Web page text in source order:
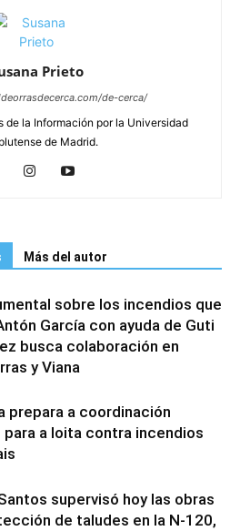
Prieto
de-cerca/
de la Información por la Universidad
de Madrid.
Más del autor
sobre los incendios que
García con ayuda de Guti
busca colaboración en
y Viana
prepara a coordinación
para a loita contra incendios
supervisó hoy las obras
de taludes en la N-120,